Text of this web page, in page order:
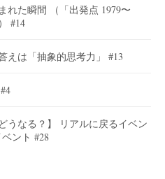
れた瞬間 （「出発点 1979〜
#14
えは「抽象的思考力」 #13
うなる？】 リアルに戻るイベン
ント #28